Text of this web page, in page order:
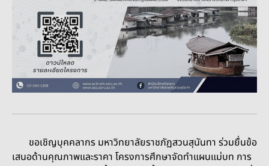
ขอเชิญบุคคลากร มหาวิทยาลัยราชภัฏสวนสุนันทา ร่วมยื่นข้อ
เสนอด้านคุณภาพและราคา โครงการศึกษาจัดทำแผนแม่บท การ